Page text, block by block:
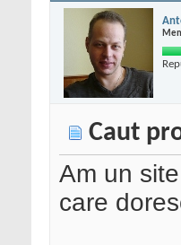
Caut
Am un
care